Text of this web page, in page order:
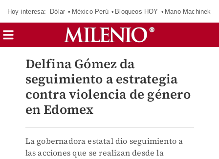
Hoy interesa: Dólar México-Perú Bloqueos HOY Mano Machinek
Delfina Gómez da
seguimiento a estrategia
contra violencia de género
en Edomex
La gobernadora estatal dio seguimiento a
las acciones que se realizan desde la